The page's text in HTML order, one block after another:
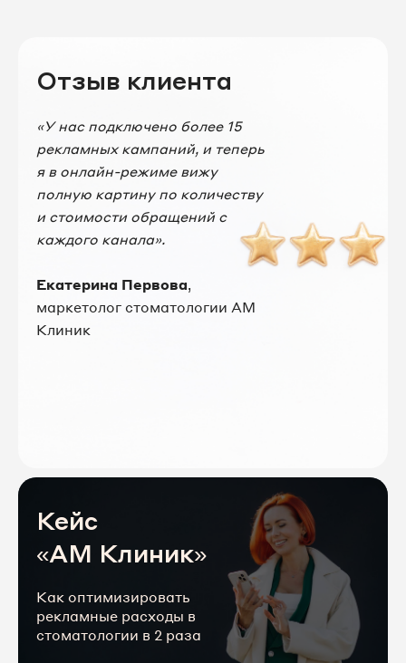
Отзыв клиента
«У нас подключено более 15
рекламных кампаний, и теперь
я в онлайн-режиме вижу
полную картину по количеству
и стоимости обращений с
каждого канала».
Екатерина Первова,
маркетолог стоматологии АМ
Клиник
Кейс
«АМ Клиник»
Как оптимизировать
рекламные расходы в
стоматологии в 2 раза